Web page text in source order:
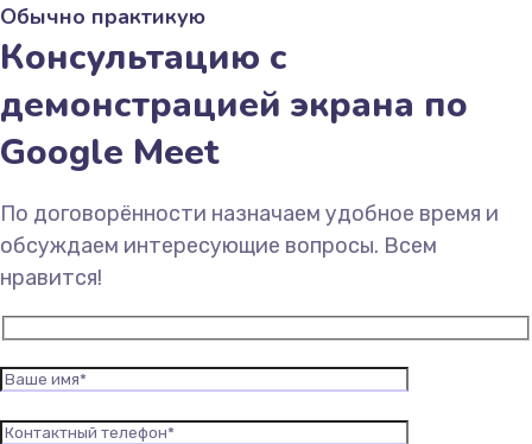
Обычно практикую
Консультацию с
демонстрацией экрана по
Google Meet
По договорённости назначаем удобное время и
обсуждаем интересующие вопросы. Всем
нравится!